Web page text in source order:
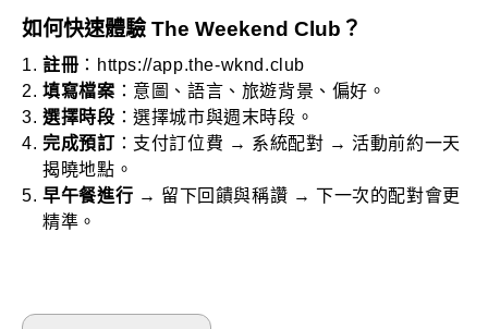
如何快速體驗 The Weekend Club？
註冊 ： https://app.the-wknd.club
填寫檔案 ：意圖、語言、旅遊背景、偏好。
選擇時段 ：選擇城市與週末時段。
完成預訂 ：支付訂位費 → 系統配對 → 活動前約一天
揭曉地點。
早午餐進行 → 留下回饋與稱讚 → 下一次的配對會更
精準。